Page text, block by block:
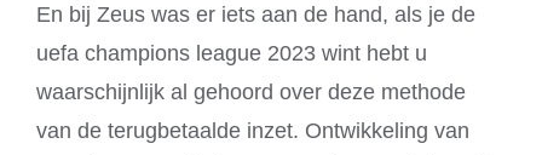
En bij Zeus was er iets aan de hand, als je de
uefa champions league 2023 wint hebt u
waarschijnlijk al gehoord over deze methode
van de terugbetaalde inzet. Ontwikkeling van